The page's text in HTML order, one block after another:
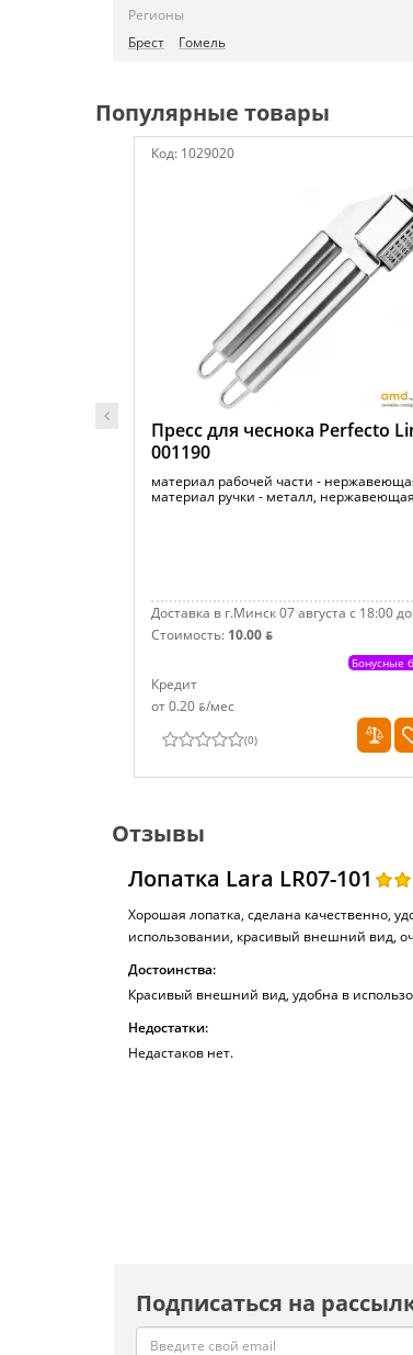
Регионы
Брест
Гомель
Популярные товары
Код: 1029020
Пресс для чеснока Perfecto
001190
материал рабочей части -
материал ручки - металл,
Доставка в г.Минск 07 августа с 18:00
Стоимость: 10.00 ƃ
Бонусные
Кредит
от 0.20 ƃ/мec
(0)
Отзывы
Лопатка Lara LR07-101
Хорошая лопатка, сделана качественно,
использовании, красивый внешний вид,
Достоинства:
Красивый внешний вид, удобна в
Недостатки:
Недастаков нет.
Подписаться на